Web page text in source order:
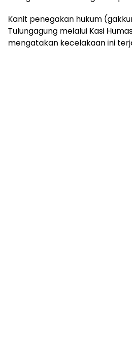
Kanit penegakan hukum
Tulungagung melalui Kasi
mengatakan kecelakaan ini